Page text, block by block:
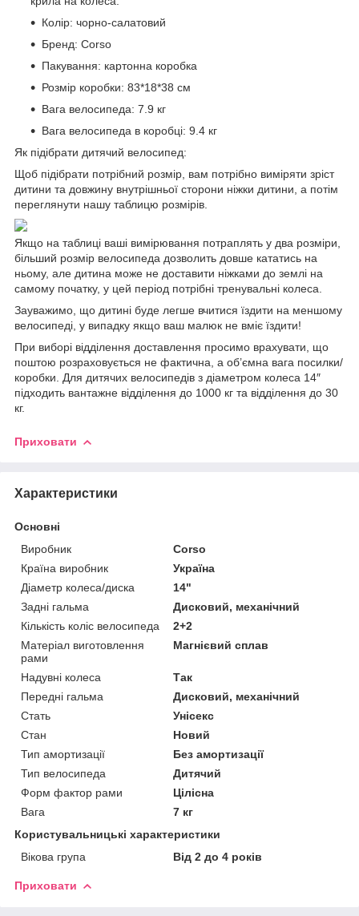
Колір: чорно-салатовий
Бренд: Corso
Пакування: картонна коробка
Розмір коробки: 83*18*38 см
Вага велосипеда: 7.9 кг
Вага велосипеда в коробці: 9.4 кг
Як підібрати дитячий велосипед:
Щоб підібрати потрібний розмір, вам потрібно виміряти зріст
дитини та довжину внутрішньої сторони ніжки дитини, а потім
переглянути нашу таблицю розмірів.
Якщо на таблиці ваші вимірювання потраплять у два розміри,
більший розмір велосипеда дозволить довше кататись на
ньому, але дитина може не доставити ніжками до землі на
самому початку, у цей період потрібні тренувальні колеса.
Зауважимо, що дитині буде легше вчитися їздити на меншому
велосипеді, у випадку якщо ваш малюк не вміє їздити!
При виборі відділення доставлення просимо врахувати, що
поштою розраховується не фактична, а об’ємна вага посилки/
коробки. Для дитячих велосипедів з діаметром колеса 14″
підходить вантажне відділення до 1000 кг та відділення до 30
кг.
Приховати
Характеристики
Основні
Виробник
Corso
Країна виробник
Україна
Діаметр колеса/диска
14"
Задні гальма
Дисковий, механічний
Кількість коліс велосипеда
2+2
Матеріал виготовлення
рами
Магнієвий сплав
Надувні колеса
Так
Передні гальма
Дисковий, механічний
Стать
Унісекс
Стан
Новий
Тип амортизації
Без амортизації
Тип велосипеда
Дитячий
Форм фактор рами
Цілісна
Вага
7 кг
Користувальницькі характеристики
Вікова група
Від 2 до 4 років
Приховати